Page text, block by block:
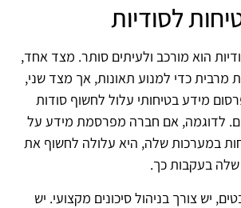
לסודיות
הוא מורכב ולעיתים סותר. מצד אחד,
מרבית כדי למנוע תאונות, אך מצד שני,
מידע בטיחותי עלול לחשוף סודות
לדוגמה, אם חברה מפרסמת מידע על
במערכות שלה, היא עלולה לחשוף את
שלה בעקבות כך.
יש צורך בניהול סיכונים מקצועי. יש